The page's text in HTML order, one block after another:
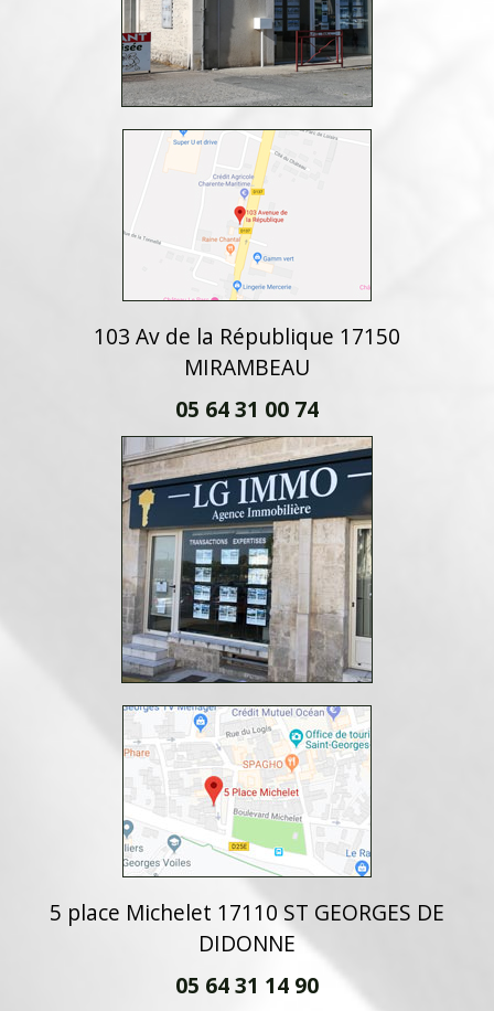
103 Av de la République 17150
MIRAMBEAU
05 64 31 00 74
5 place Michelet 17110 ST GEORGES DE
DIDONNE
05 64 31 14 90